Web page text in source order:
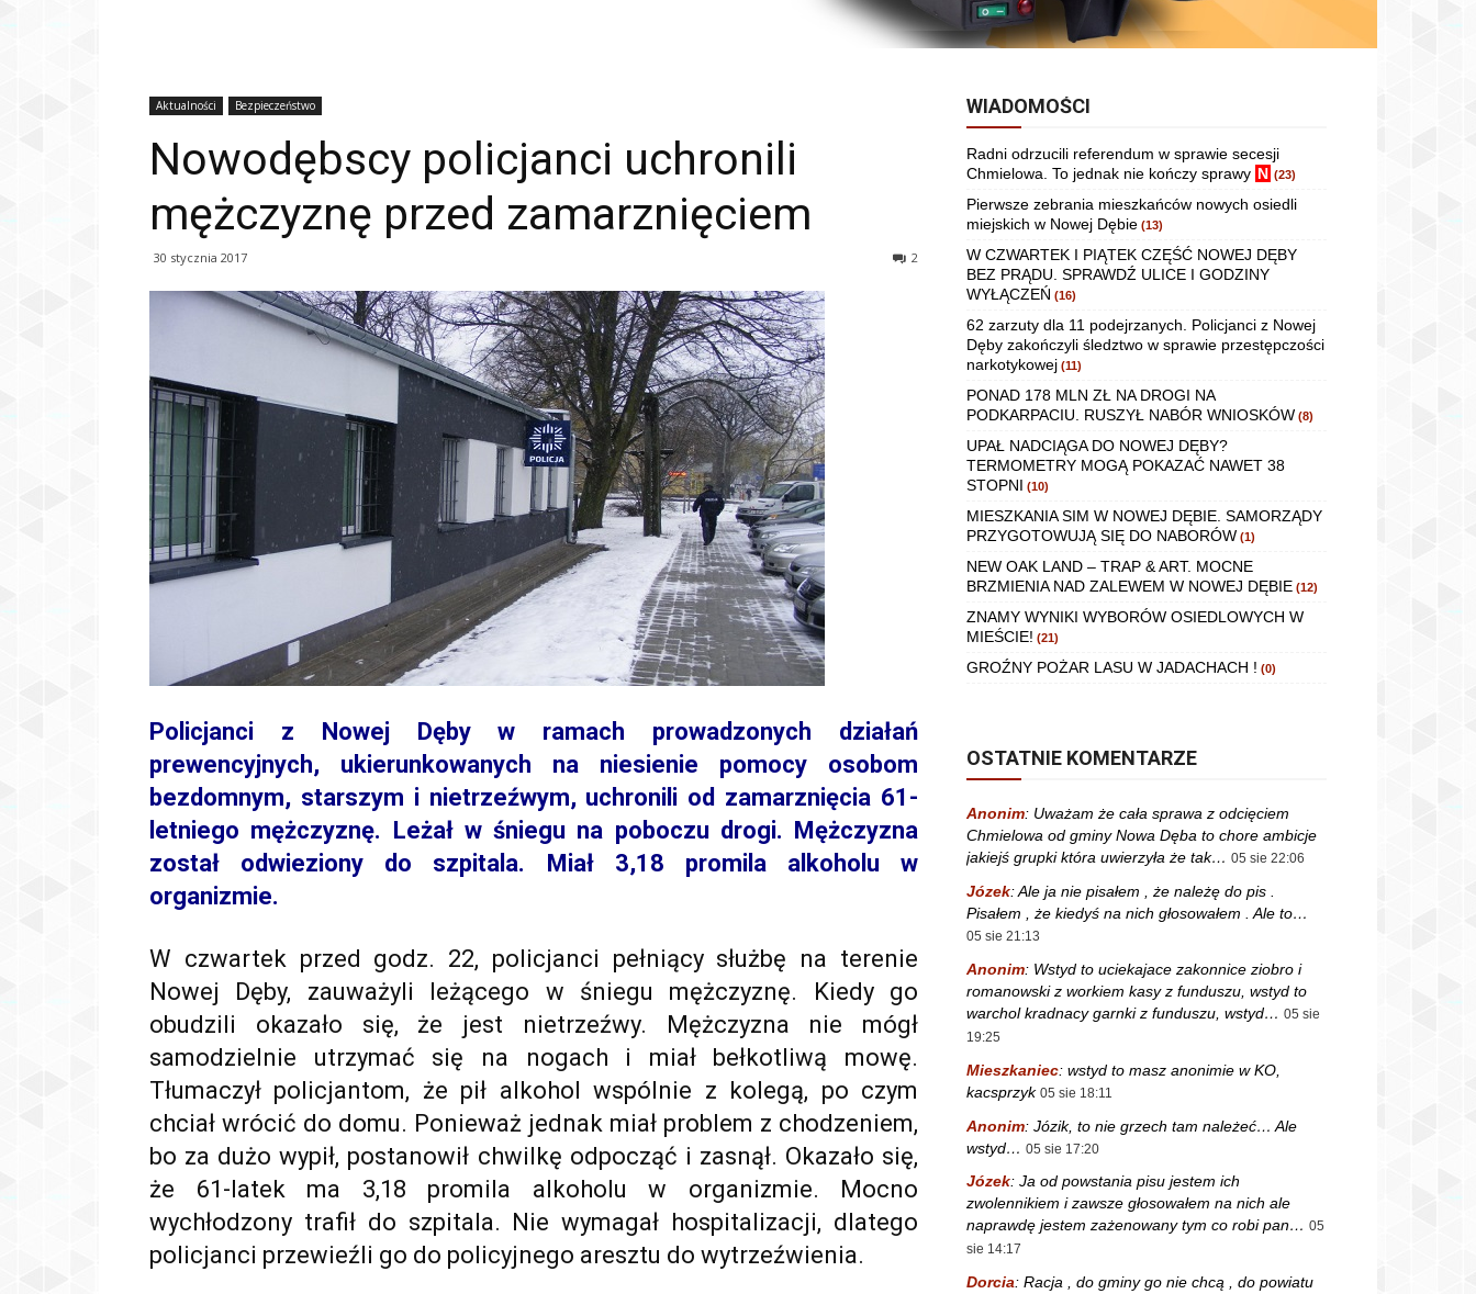
Aktualności Bezpieczeństwo
Nowodębscy policjanci uchronili
mężczyznę przed zamarznięciem
30 stycznia 2017 2
Policjanci z Nowej Dęby w ramach prowadzonych działań
prewencyjnych, ukierunkowanych na niesienie pomocy osobom
bezdomnym, starszym i nietrzeźwym, uchronili od zamarznięcia 61-
letniego mężczyznę. Leżał w śniegu na poboczu drogi. Mężczyzna
został odwieziony do szpitala. Miał 3,18 promila alkoholu w
organizmie.
W czwartek przed godz. 22, policjanci pełniący służbę na terenie
Nowej Dęby, zauważyli leżącego w śniegu mężczyznę. Kiedy go
obudzili okazało się, że jest nietrzeźwy. Mężczyzna nie mógł
samodzielnie utrzymać się na nogach i miał bełkotliwą mowę.
Tłumaczył policjantom, że pił alkohol wspólnie z kolegą, po czym
chciał wrócić do domu. Ponieważ jednak miał problem z chodzeniem,
bo za dużo wypił, postanowił chwilkę odpocząć i zasnął. Okazało się,
że 61-latek ma 3,18 promila alkoholu w organizmie. Mocno
wychłodzony trafił do szpitala. Nie wymagał hospitalizacji, dlatego
policjanci przewieźli go do policyjnego aresztu do wytrzeźwienia.
WIADOMOŚCI
Radni odrzucili referendum w sprawie secesji
Chmielowa. To jednak nie kończy sprawy N (23)
Pierwsze zebrania mieszkańców nowych osiedli
miejskich w Nowej Dębie (13)
W CZWARTEK I PIĄTEK CZĘŚĆ NOWEJ DĘBY
BEZ PRĄDU. SPRAWDŹ ULICE I GODZINY
WYŁĄCZEŃ (16)
62 zarzuty dla 11 podejrzanych. Policjanci z Nowej
Dęby zakończyli śledztwo w sprawie przestępczości
narkotykowej (11)
PONAD 178 MLN ZŁ NA DROGI NA
PODKARPACIU. RUSZYŁ NABÓR WNIOSKÓW (8)
UPAŁ NADCIĄGA DO NOWEJ DĘBY?
TERMOMETRY MOGĄ POKAZAĆ NAWET 38
STOPNI (10)
MIESZKANIA SIM W NOWEJ DĘBIE. SAMORZĄDY
PRZYGOTOWUJĄ SIĘ DO NABORÓW (1)
NEW OAK LAND – TRAP & ART. MOCNE
BRZMIENIA NAD ZALEWEM W NOWEJ DĘBIE (12)
ZNAMY WYNIKI WYBORÓW OSIEDLOWYCH W
MIEŚCIE! (21)
GROŹNY POŻAR LASU W JADACHACH ! (0)
OSTATNIE KOMENTARZE
Anonim: Uważam że cała sprawa z odcięciem
Chmielowa od gminy Nowa Dęba to chore ambicje
jakiejś grupki która uwierzyła że tak… 05 sie 22:06
Józek:Ale ja nie pisałem , że należę do pis .
Pisałem , że kiedyś na nich głosowałem . Ale to…
05 sie 21:13
Anonim: Wstyd to uciekajace zakonnice ziobro i
romanowski z workiem kasy z funduszu, wstyd to
warchol kradnacy garnki z funduszu, wstyd… 05 sie
19:25
Mieszkaniec: wstyd to masz anonimie w KO,
kacsprzyk 05 sie 18:11
Anonim: Józik, to nie grzech tam należeć… Ale
wstyd… 05 sie 17:20
Józek: Ja od powstania pisu jestem ich
zwolennikiem i zawsze głosowałem na nich ale
naprawdę jestem zażenowany tym co robi pan… 05
sie 14:17
Dorcia: Racja , do gminy go nie chcą , do powiatu